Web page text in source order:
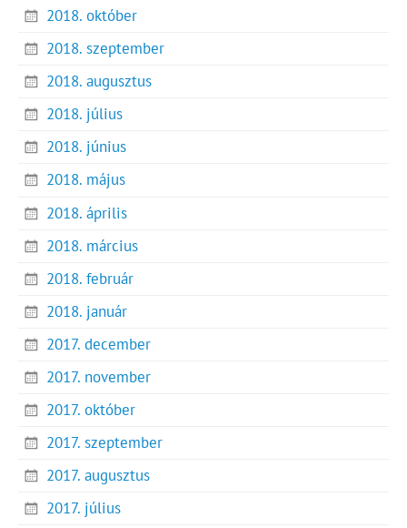
2018. október
2018. szeptember
2018. augusztus
2018. július
2018. június
2018. május
2018. április
2018. március
2018. február
2018. január
2017. december
2017. november
2017. október
2017. szeptember
2017. augusztus
2017. július